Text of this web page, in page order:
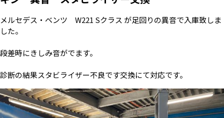
メルセデス・ベンツ W221 Sクラス が足回りの異音で入庫致しま
した。
段差時にきしみ音がでます。
診断の結果スタビライザー不良です交換にて対応です。